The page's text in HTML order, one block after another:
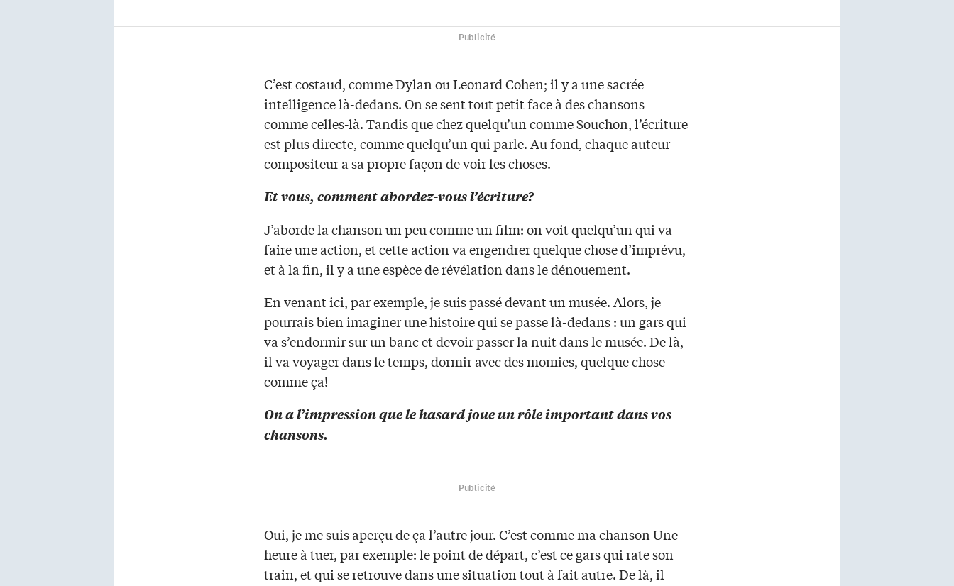
Publicité
C’est costaud, comme Dylan ou Leonard Cohen; il y a une sacrée
intelligence là-dedans. On se sent tout petit face à des chansons
comme celles-là. Tandis que chez quelqu’un comme Souchon, l’écriture
est plus directe, comme quelqu’un qui parle. Au fond, chaque auteur-
compositeur a sa propre façon de voir les choses.
Et vous, comment abordez-vous l’écriture?
J’aborde la chanson un peu comme un film: on voit quelqu’un qui va
faire une action, et cette action va engendrer quelque chose d’imprévu,
et à la fin, il y a une espèce de révélation dans le dénouement.
En venant ici, par exemple, je suis passé devant un musée. Alors, je
pourrais bien imaginer une histoire qui se passe là-dedans : un gars qui
va s’endormir sur un banc et devoir passer la nuit dans le musée. De là,
il va voyager dans le temps, dormir avec des momies, quelque chose
comme ça!
On a l’impression que le hasard joue un rôle important dans vos
chansons.
Publicité
Oui, je me suis aperçu de ça l’autre jour. C’est comme ma chanson Une
heure à tuer, par exemple: le point de départ, c’est ce gars qui rate son
train, et qui se retrouve dans une situation tout à fait autre. De là, il